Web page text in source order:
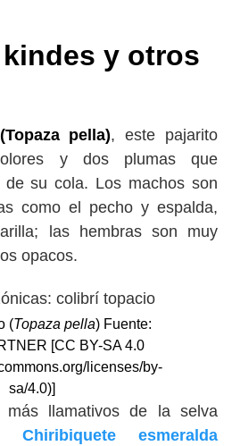
y otros
pella), este pajarito
y dos plumas que
su cola. Los machos son
como el pecho y espalda,
las hembras son muy
opacos.
(Topaza pella) Fuente:
[CC BY-SA 4.0
licenses/by-
sa/4.0)]
llamativos de la selva
Chiribiquete esmeralda